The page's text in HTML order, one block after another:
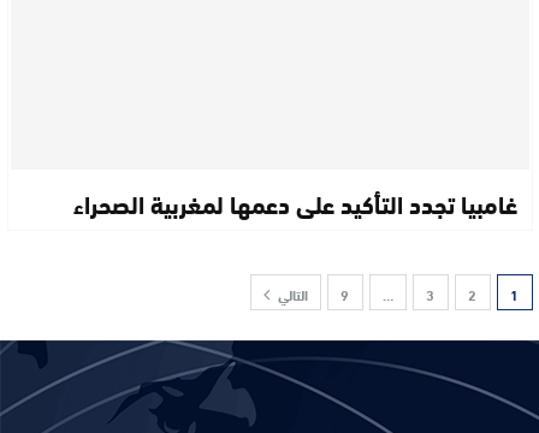
غامبيا تجدد التأكيد على دعمها لمغربية الصحراء
1
2
3
…
9 التالي